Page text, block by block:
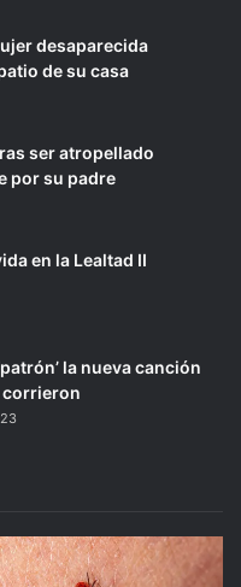
desaparecida
de su casa
ser atropellado
por su padre
en la Lealtad II
la nueva canción
corrieron